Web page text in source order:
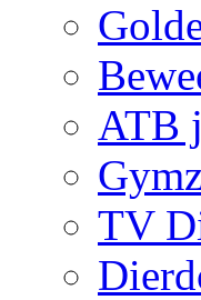
ATB
TV